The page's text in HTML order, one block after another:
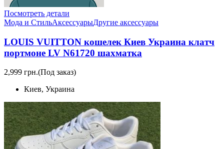
Посмотреть детали
Мода и СтильАксессуарыДругие аксессуары
LOUIS VUITTON кошелек Киев Украина клатч
портмоне LV N61720 шахматка
2,999 грн.(Под заказ)
Киев, Украина